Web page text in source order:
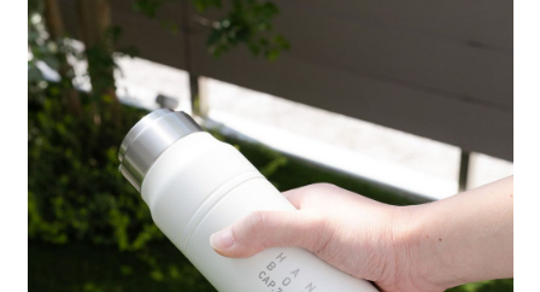
1.分期款項不併入電信帳單，「大哥付你分期」於每月結算日後寄送繳費提
醒簡訊。
2.透過簡訊連結打開帳單後，可選擇「超商條碼／台灣大直營門市／銀行轉
帳／街口支付／iPASS MONEY」等通路繳費。
【注意事項】
1.本服務係由「台灣大哥大股份有限公司」（以下簡稱本公司）所提供，讓
用戶於交易時，得透過本服務購買商品或服務，並由商店將買賣／分期付款
買賣價金債權讓與本公司後，依約使用本公司帳單繳交帳款。
2.基於同意付款使用「大哥付你分期」之契約關係目的，商店將以您的個人
資料（包含姓名、電話或地址）提供予台灣大哥大進項蒐集、處理及利用，
由本公司與您本人進行分期帳單所需資料之確認、核對及更正。
3.完整用戶服務條款，請詳閱以下連結：
https://oppay.tw/userRule
【「AFTEE先享後付」結帳流程】
１．於結帳方式選擇「AFTEE先享後付」後，將跳轉至「AFTEE先享後付」
結帳頁面，進行簡訊認證並確認金額後，即可完成結帳。
２．訂單成立數日內，您將收到繳費通知簡訊。
３．收到繳費通知簡訊後14天內，點擊此簡訊中的連結，可透過四大超商／
ATM／網路銀行／等多元方式進行付款，方視為交易完成。
※ 請注意：結帳手續完成當下不需立刻繳費，但若您需要取消訂單，請聯絡
購買商品的店家。未經商家同意取消之訂單仍視為有效，需透過AFTEE先享
後付繳納相關費用。
※ 交易是否成功請以「AFTEE先享後付 」之結帳頁面顯示為準，若有關於
是否繳費成功／繳費後需取消欲退款等相關疑問，請聯繫「AFTEE先享後付
https://netprotections.freshdesk.com/support/home
付款後 全家取貨
每筆NT$80，滿NT$888(含以上)免運費
7-11 取貨付款
每筆NT$80，滿NT$1,500(含以上)免運費
付款後 7-11取貨
每筆NT$80，滿NT$1,500(含以上)免運費
每筆NT$80，滿NT$1,500(含以上)免運費